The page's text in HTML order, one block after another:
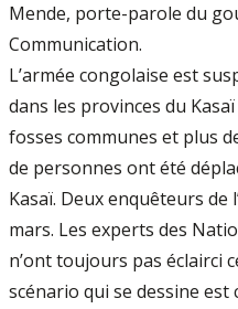
Mende, porte­-parole du
Communi­cation.
L’armée congolaise est
dans les provinces du
fosses communes et plus
de personnes ont été
Kasaï. Deux enquêteurs de
mars. Les experts des
n’ont toujours pas éclairci
scénario qui se dessine est